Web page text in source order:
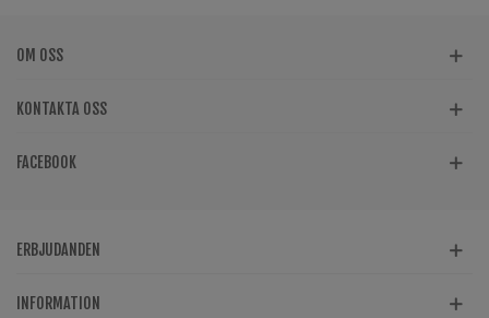
OM OSS
KONTAKTA OSS
FACEBOOK
ERBJUDANDEN
INFORMATION